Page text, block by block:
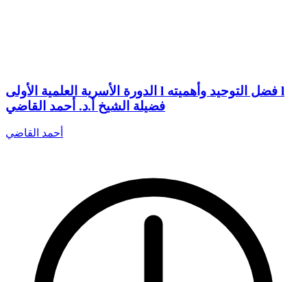
الدورة الأسرية العلمية الأولى l فضل التوحيد وأهميته l
فضيلة الشيخ أ.د. أحمد القاضي
أحمد القاضي